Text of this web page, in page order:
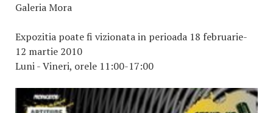
Galeria Mora
Expozitia poate fi vizionata in perioada 18 februarie-
12 martie 2010
Luni - Vineri, orele 11:00-17:00